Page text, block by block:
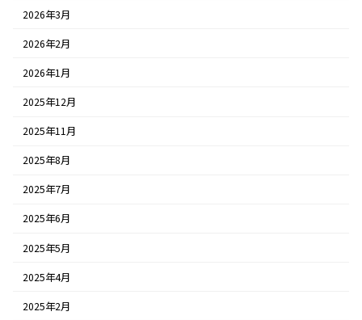
2026年3月
2026年2月
2026年1月
2025年12月
2025年11月
2025年8月
2025年7月
2025年6月
2025年5月
2025年4月
2025年2月